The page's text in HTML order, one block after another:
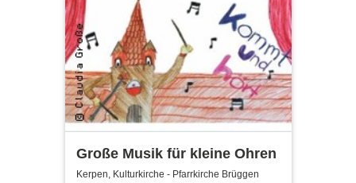
Große Musik für kleine Ohren
Kerpen, Kulturkirche - Pfarrkirche Brüggen